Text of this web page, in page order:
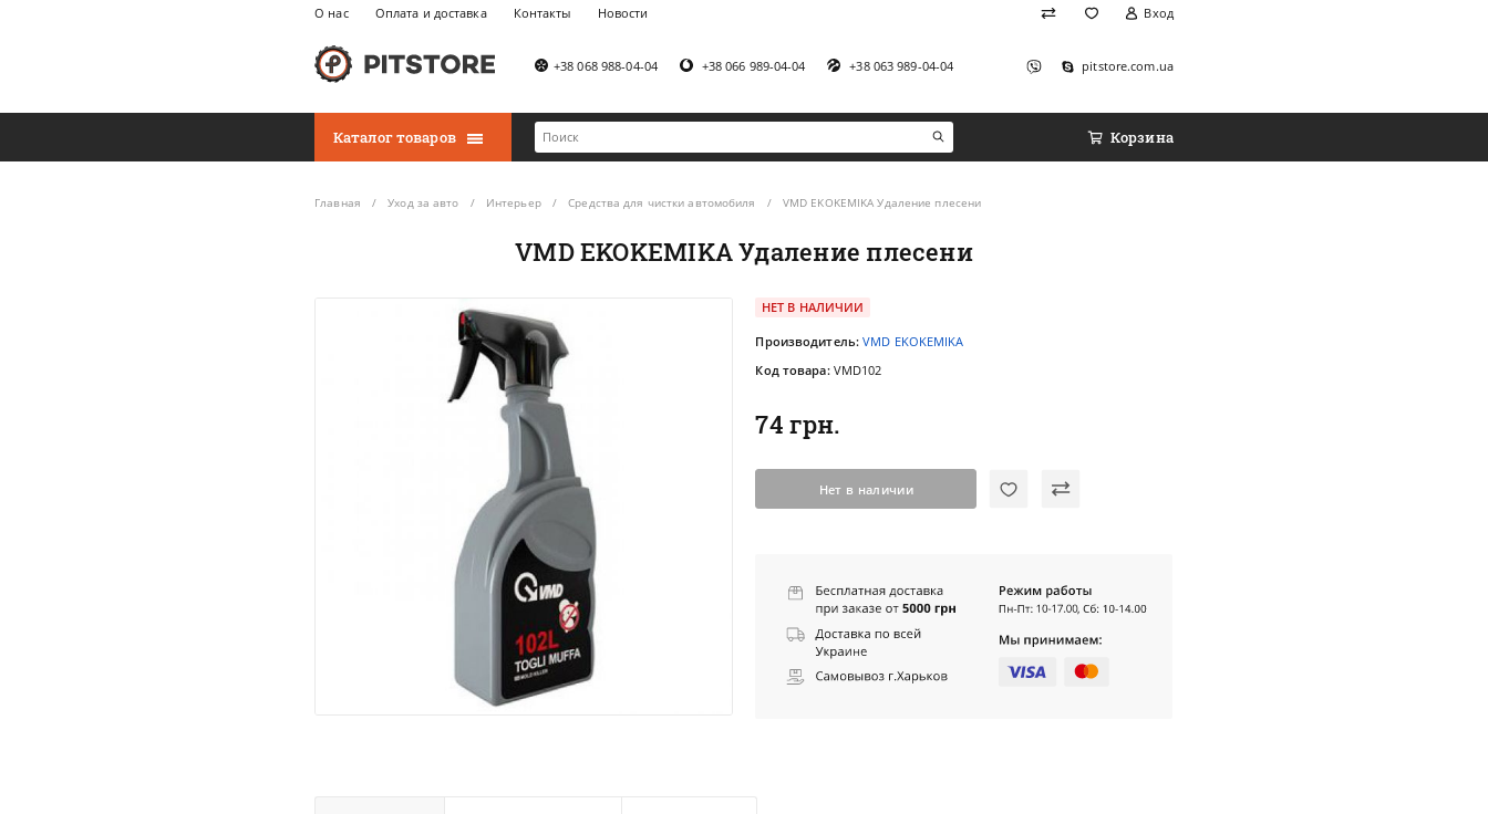
О нас Оплата и доставка Контакты Новости Вход
+38 068 988-04-04 +38 066 989-04-04 +38 063 989-04-04 pitstore.com.ua
Каталог товаров Корзина
Главная Уход за авто Интерьер Средства для чистки автомобиля VMD EKOKEMIKA Удаление плесени
VMD EKOKEMIKA Удаление плесени
НЕТ В НАЛИЧИИ
Производитель:VMD EKOKEMIKA
Код товара: VMD102
74 грн.
Нет в наличии